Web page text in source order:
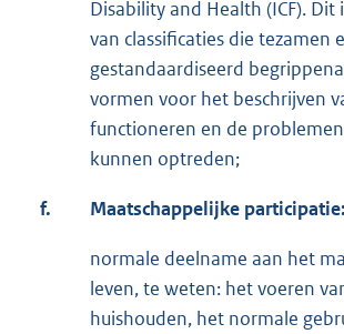
Disability and Health (ICF).
van classificaties die tezamen
gestandaardiseerd
vormen voor het beschrijven
functioneren en de
kunnen optreden;
f. Maatschappelijke participatie:
normale deelname aan het
leven, te weten: het voeren
huishouden, het normale